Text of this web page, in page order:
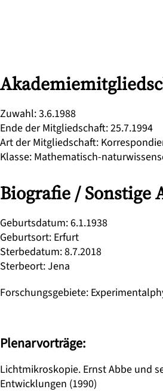
Zuwahl:3.6.1988
Ende der Mitgliedschaft:25.7.1994
Art der Mitgliedschaft:
Klasse: Mathematisch-
Biografie / Sonstige
Geburtsdatum:6.1.1938
Geburtsort: Erfurt
Sterbedatum:8.7.2018
Sterbeort:Jena
Forschungsgebiete:
Plenarvorträge:
Lichtmikroskopie. Ernst Abbe und
Entwicklungen (1990)